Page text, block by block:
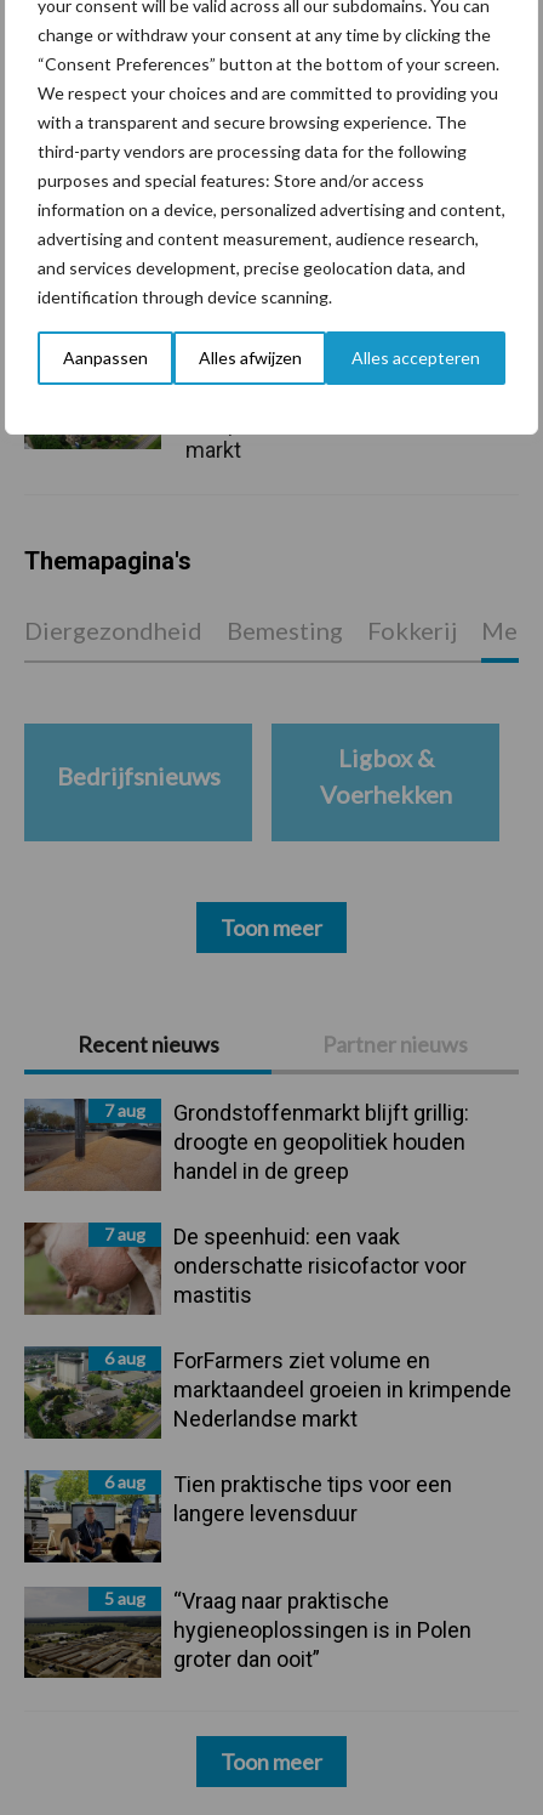
your consent will be valid across all our subdomains. You can
change or withdraw your consent at any time by clicking the
“Consent Preferences” button at the bottom of your screen.
We respect your choices and are committed to providing you
with a transparent and secure browsing experience. The
third-party vendors are processing data for the following
purposes and special features: Store and/or access
information on a device, personalized advertising and content,
advertising and content measurement, audience research,
and services development, precise geolocation data, and
identification through device scanning.
Aanpassen Alles afwijzen Alles accepteren
Primaire
Sidebar
Recent nieuws Partner nieuws
7 aug
Grondstoffenmarkt blijft grillig:
droogte en geopolitiek houden
handel in de greep
7 aug
De speenhuid: een vaak
onderschatte risicofactor voor
mastitis
6 aug
ForFarmers ziet volume en
marktaandeel groeien in krimpende
Nederlandse markt
6 aug
Tien praktische tips voor een
langere levensduur
5 aug
“Vraag naar praktische
hygieneoplossingen is in Polen
groter dan ooit”
Toon meer
Grondstoffenmarkt blijft
grillig: droogte en
geopolitiek houden handel
in de greep
De speenhuid: een vaak
onderschatte risicofactor
voor mastitis
ForFarmers ziet volume en
markt
Themapagina's
Diergezondheid Bemesting Fokkerij
Bedrijfsnieuws
Ligbox &
Voerhekken
Toon meer